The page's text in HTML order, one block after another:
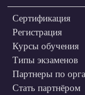
Сертификация
Регистрация
Курсы обучения
Типы экзаменов
Партнеры по
Стать партнёром